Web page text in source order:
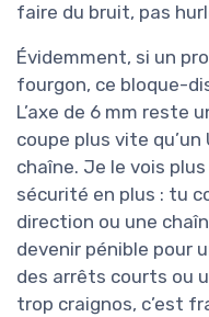
faire du bruit, pas
Évidemment, si un
fourgon, ce bloque-
L’axe de 6 mm reste
coupe plus vite
chaîne. Je le vois
sécurité en plus : tu
direction ou une
devenir pénible pour
des arrêts courts ou
trop craignos, c’est